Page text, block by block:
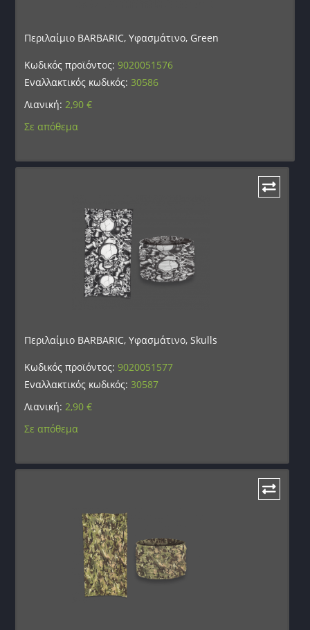
Περιλαίμιο BARBARIC, Υφασμάτινο, Green
Κωδικός προϊόντος:9020051576
Εναλλακτικός κωδικός: 30586
Λιανική:2,90€
Σε απόθεμα
Περιλαίμιο BARBARIC, Υφασμάτινο, Skulls
Κωδικός προϊόντος:9020051577
Εναλλακτικός κωδικός: 30587
Λιανική:2,90€
Σε απόθεμα